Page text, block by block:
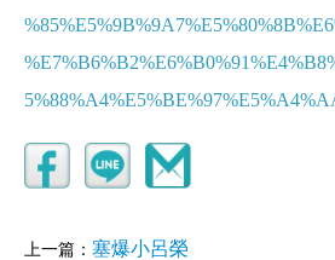
上一篇： 塞爆小呂榮